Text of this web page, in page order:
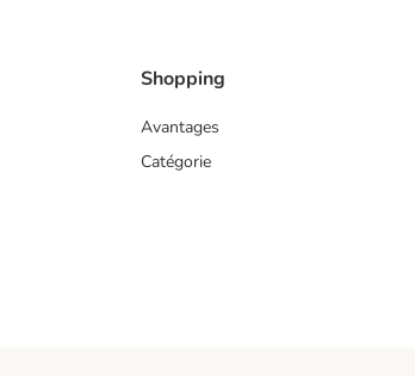
Shopping
Avantages
Catégorie